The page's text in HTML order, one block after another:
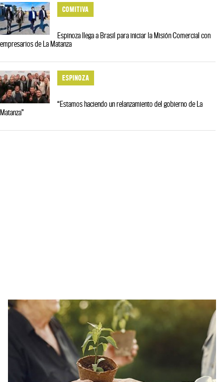
COMITIVA
Espinoza llega a Brasil para iniciar la Misión Comercial con
empresarios de La Matanza
ESPINOZA
“Estamos haciendo un relanzamiento del gobierno de La
Matanza”